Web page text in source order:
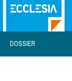
DOSSIER